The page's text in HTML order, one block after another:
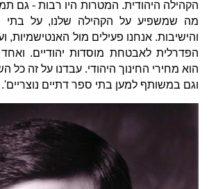
הקהילה היהודית. המטרות היו רבות - גם
מה שמשפיע על הקהילה שלנו, על בתי
והישיבות. אנחנו פעילים מול האנטישמיות,
הפדרלית לאבטחת מוסדות יהודיים.
הוא מחירי החינוך היהודי. עבדנו על זה כל
וגם במשותף למען בתי ספר דתיים נוצריים'.